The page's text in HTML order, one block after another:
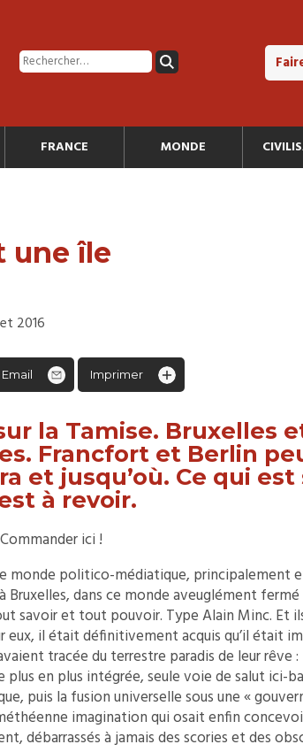
FRANCE MONDE
une île
2016
Email Imprimer
la Tamise. Bruxelles
Francfort et Berlin
et jusqu’où. Ce qui est
à revoir.
ici !
monde politico-médiatique, principalement
Bruxelles, dans ce monde aveuglément
savoir et tout pouvoir. Type Alain Minc. Et
eux, il était définitivement acquis qu’il était
tracée du terrestre paradis de leur rêve
en plus intégrée, seule voie de salut ici-
puis la fusion universelle sous une «
imagination qui osait enfin
débarrassés à jamais des scories et des